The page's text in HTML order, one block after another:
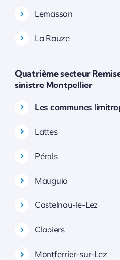
Lemasson
La Rauze
Quatrième secteur
sinistre Montpellier
Les communes
Lattes
Pérols
Mauguio
Castelnau-le-Lez
Clapiers
Montferrier-sur-Lez